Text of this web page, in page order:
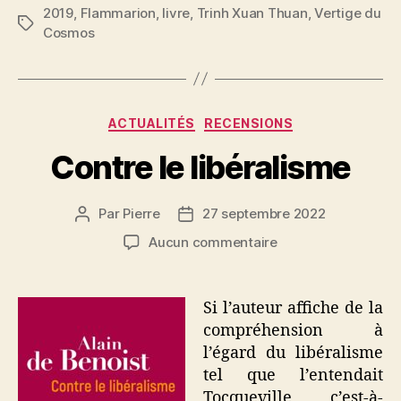
Étiquettes
2019 Flammarion livre Trinh Xuan Thuan ,Vertige du
Cosmos
Catégories
ACTUALITÉS RECENSIONS
Contre le libéralisme
Auteur
l’article
Par Pierre
Date27 septembre 2022
Aucun commentairesur
libéralisme
Si l’auteur affiche de la
compréhension à
l’égard du libéralisme
tel que l’entendait